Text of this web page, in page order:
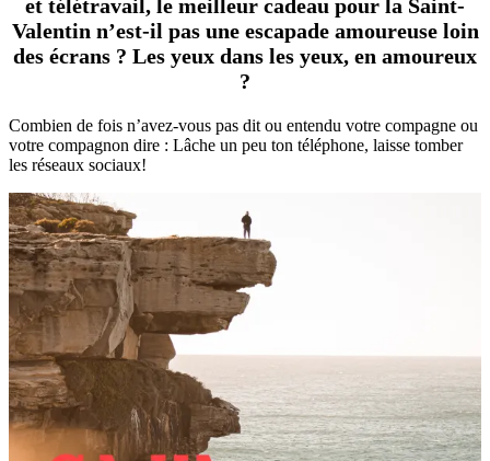
et télétravail, le meilleur cadeau pour la Saint-
Valentin n’est-il pas une escapade amoureuse loin
des écrans ? Les yeux dans les yeux, en amoureux
?
Combien de fois n’avez-vous pas dit ou entendu votre compagne ou
votre compagnon dire : Lâche un peu ton téléphone, laisse tomber
les réseaux sociaux!